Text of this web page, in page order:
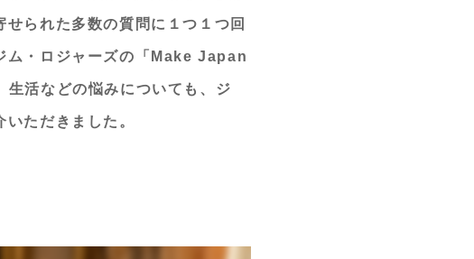
られた多数の質問に１つ１つ回
ム・ロジャーズの「Make Japan
活などの悩みについても、ジ
ただきました。